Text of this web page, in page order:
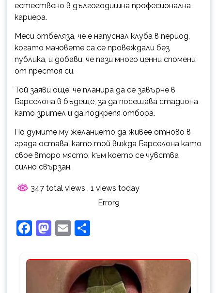
естествено в дългогодишна професионална
кариера.
Меси отбеляза, че е напуснал клуба в период,
когато мачовете са се провеждали без
публика, и добави, че пази много ценни спомени
от престоя си.
Той заяви още, че планира да се завърне в
Барселона в бъдеще, за да посещава стадиона
като зрител и да подкрепя отбора.
По думите му желанието да живее отново в
града остава, като той вижда Барселона като
свое второ място, към което се чувства
силно свързан.
347 total views
, 1 views today
Error9
Facebook
Mastodon
Email